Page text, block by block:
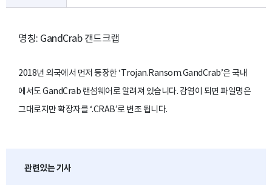
명칭: GandCrab 갠드크랩
2018년 외국에서 먼저 등장한 ‘Trojan.Ransom.GandCrab’은 국내
에서도 GandCrab 랜섬웨어로 알려져 있습니다. 감염이 되면 파일명은
그대로지만 확장자를 ‘.CRAB’로 변조 됩니다.
관련있는 기사